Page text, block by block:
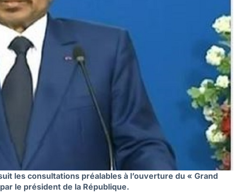
les consultations préalables à l’ouverture du « Grand
le président de la République.